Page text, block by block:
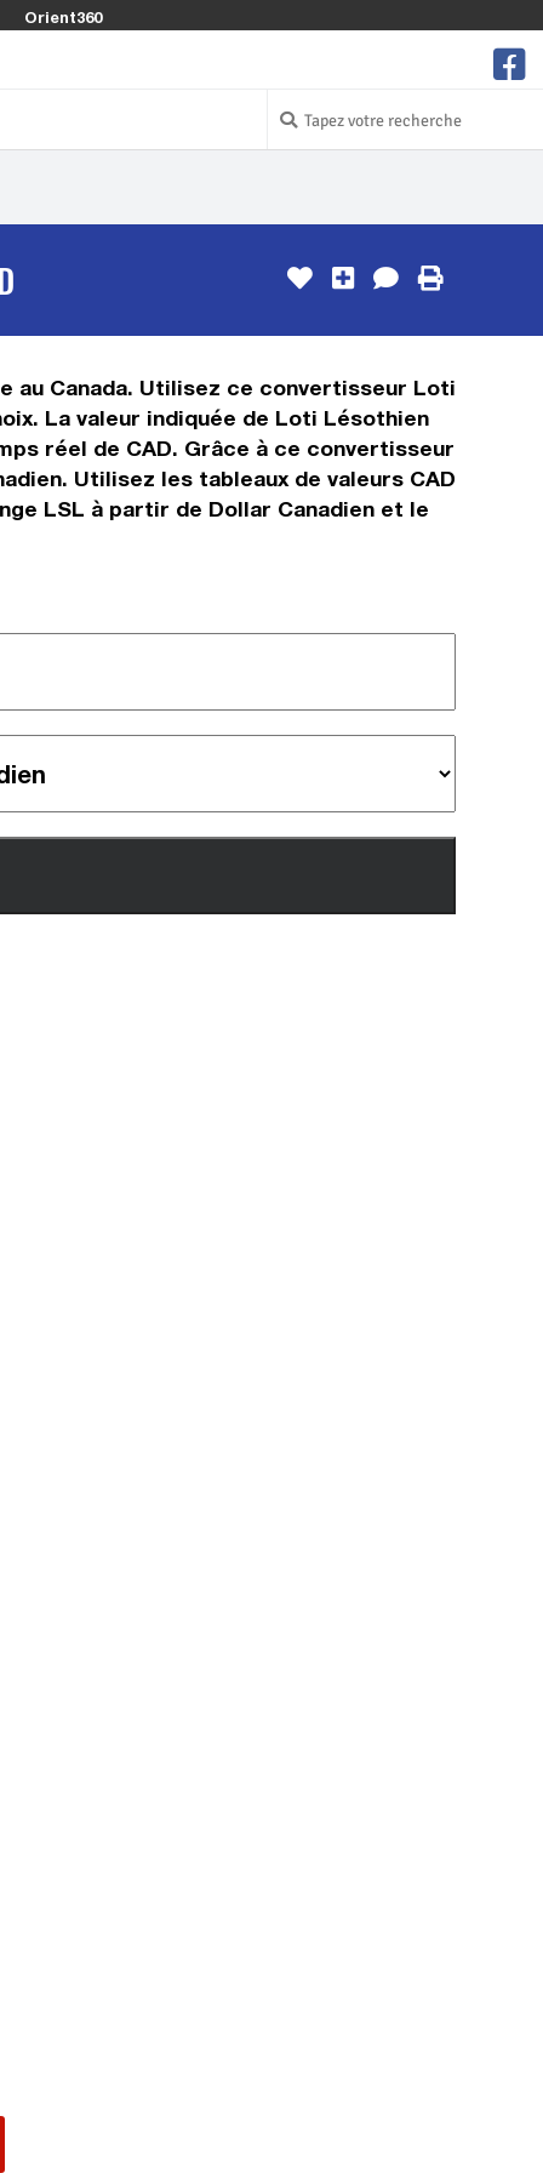
Orient360
au Canada. Utilisez ce convertisseur Loti
La valeur indiquée de Loti Lésothien
réel de CAD. Grâce à ce convertisseur
Utilisez les tableaux de valeurs CAD
LSL à partir de Dollar Canadien et le